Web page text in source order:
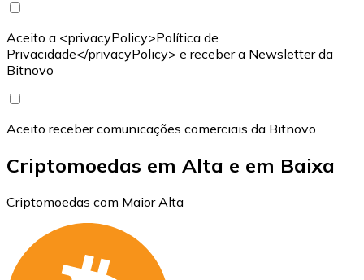
Aceito a <privacyPolicy>Política de
Privacidade</privacyPolicy> e receber a Newsletter da
Bitnovo
Aceito receber comunicações comerciais da Bitnovo
Criptomoedas em Alta e em Baixa
Criptomoedas com Maior Alta